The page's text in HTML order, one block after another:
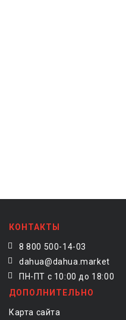
КОНТАКТЫ
8 800 500-14-03
dahua@dahua.market
ПН-ПТ с 10:00 до 18:00
ДОПОЛНИТЕЛЬНО
Карта сайта